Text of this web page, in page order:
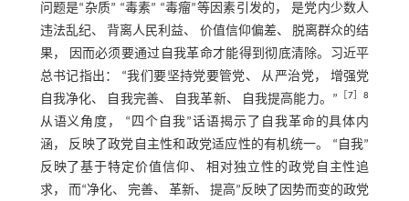
问题是“杂质” “毒素” “毒瘤”等因素引发的， 是党内少数人
违法乱纪、 背离人民利益、 价值信仰偏差、 脱离群众的结
果， 因而必须要通过自我革命才能得到彻底清除。习近平
总书记指出： “我们要坚持党要管党、 从严治党， 增强党
自我净化、 自我完善、 自我革新、 自我提高能力。” ［7 ］8
从语义角度， “四个自我”话语揭示了自我革命的具体内
涵， 反映了政党自主性和政党适应性的有机统一。 “自我”
反映了基于特定价值信仰、 相对独立性的政党自主性追
求， 而“净化、 完善、 革新、 提高”反映了因势而变的政党